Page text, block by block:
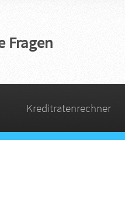
Fragen
Kreditratenrechner